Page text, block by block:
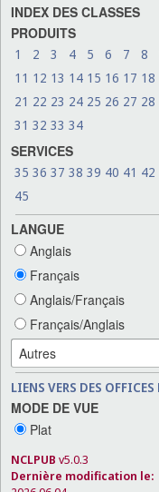
INDEX DES CLASSES
PRODUITS
1 2 3 4 5 6 7 8
11 12 13 14 15 16 17 18
21 22 23 24 25 26 27 28
31 32 33 34
SERVICES
35 36 37 38 39 40 41 42
45
LANGUE
Anglais
Français
Anglais/Français
Français/Anglais
LIENS VERS DES OFFICES
MODE DE VUE
Plat
NCLPUB v5.0.3
Dernière modification le: